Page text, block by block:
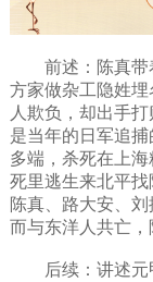
前述：陈真带着
方家做杂工隐姓
人欺负，却出手
是当年的日军追
多端，杀死在上
死里逃生来北平找
陈真、路大安、
而与东洋人共亡，
后续：讲述元